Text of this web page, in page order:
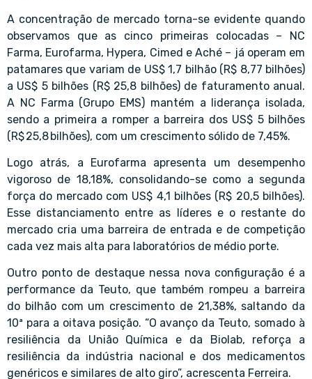
A concentração de mercado torna-se evidente quando
observamos que as cinco primeiras colocadas – NC
Farma, Eurofarma, Hypera, Cimed e Aché – já operam em
patamares que variam de US$ 1,7 bilhão (R$ 8,77 bilhões)
a US$ 5 bilhões (R$ 25,8 bilhões) de faturamento anual.
A NC Farma (Grupo EMS) mantém a liderança isolada,
sendo a primeira a romper a barreira dos US$ 5 bilhões
(R$ 25,8 bilhões), com um crescimento sólido de 7,45%.
Logo atrás, a Eurofarma apresenta um desempenho
vigoroso de 18,18%, consolidando-se como a segunda
força do mercado com US$ 4,1 bilhões (R$ 20,5 bilhões).
Esse distanciamento entre as líderes e o restante do
mercado cria uma barreira de entrada e de competição
cada vez mais alta para laboratórios de médio porte.
Outro ponto de destaque nessa nova configuração é a
performance da Teuto, que também rompeu a barreira
do bilhão com um crescimento de 21,38%, saltando da
10ª para a oitava posição. “O avanço da Teuto, somado à
resiliência da União Química e da Biolab, reforça a
resiliência da indústria nacional e dos medicamentos
genéricos e similares de alto giro”, acrescenta Ferreira.